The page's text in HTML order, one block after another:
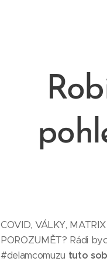
COVID, VÁLKY,
POROZUMĚT? Rádi
#delamcomuzu tuto